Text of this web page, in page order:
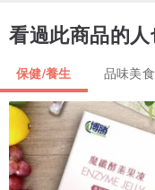
▲益生菌:每日攝取1包，
至飲料和沙拉中食用。
▲膠原蛋白:每日攝取1包
入適溫的飲品、湯品、料
看過此商品的
保健/養生 品味美食